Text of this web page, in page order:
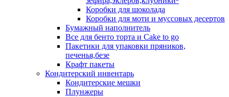
Коробки для шоколада
Коробки для моти и муссовых десертов
Бумажный наполнитель
Все для бенто торта и Cake to go
Пакетики для упаковки пряников,
печенья,безе
Крафт пакеты
Кондитерский инвентарь
Кондитерские мешки
Плунжеры